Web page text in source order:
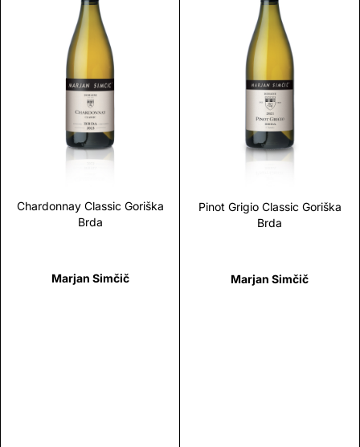
Chardonnay Classic Goriška
Brda
Marjan Simčič
Scopri
Pinot Grigio Classic Goriška
Brda
Marjan Simčič
Scopri